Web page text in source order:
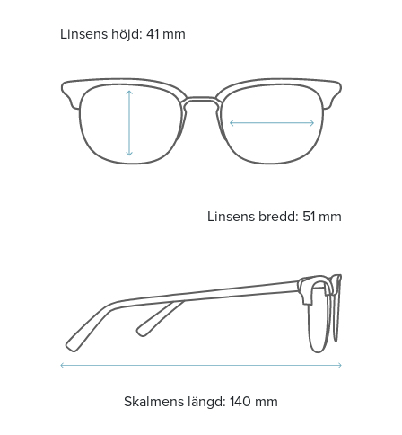
Linsens höjd: 41 mm
Linsens bredd: 51 mm
Skalmens längd: 140 mm